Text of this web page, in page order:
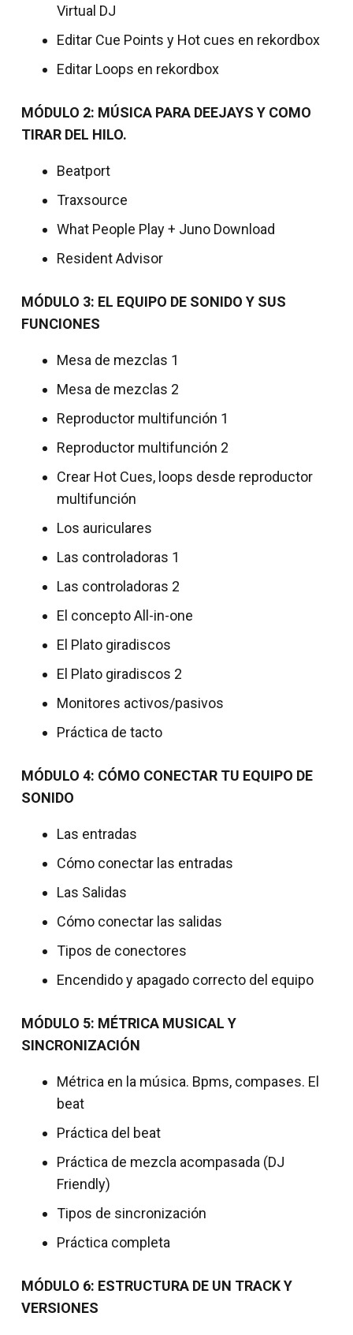
Virtual DJ
Editar Cue Points y Hot cues en rekordbox
Editar Loops en rekordbox
MÓDULO 2: MÚSICA PARA DEEJAYS Y COMO
TIRAR DEL HILO.
Beatport
Traxsource
What People Play + Juno Download
Resident Advisor
MÓDULO 3: EL EQUIPO DE SONIDO Y SUS
FUNCIONES
Mesa de mezclas 1
Mesa de mezclas 2
Reproductor multifunción 1
Reproductor multifunción 2
Crear Hot Cues, loops desde reproductor
multifunción
Los auriculares
Las controladoras 1
Las controladoras 2
El concepto All-in-one
El Plato giradiscos
El Plato giradiscos 2
Monitores activos/pasivos
Práctica de tacto
MÓDULO 4: CÓMO CONECTAR TU EQUIPO DE
SONIDO
Las entradas
Cómo conectar las entradas
Las Salidas
Cómo conectar las salidas
Tipos de conectores
Encendido y apagado correcto del equipo
MÓDULO 5: MÉTRICA MUSICAL Y
SINCRONIZACIÓN
Métrica en la música. Bpms, compases. El
beat
Práctica del beat
Práctica de mezcla acompasada (DJ
Friendly)
Tipos de sincronización
Práctica completa
MÓDULO 6: ESTRUCTURA DE UN TRACK Y
VERSIONES